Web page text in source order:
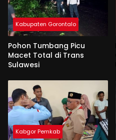
Kabupaten Gorontalo
Pohon Tumbang Picu
Macet Total di Trans
Sulawesi
Kabgor Pemkab